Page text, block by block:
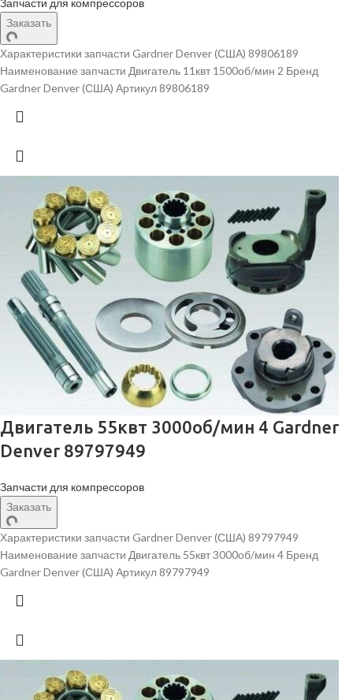
Запчасти для компрессоров
Заказать
Характеристики запчасти Gardner Denver (США) 89806189
Наименование запчасти Двигатель 11квт 1500об/мин 2 Бренд
Gardner Denver (США) Артикул 89806189
Двигатель 55квт 3000об/мин 4 Gardner
Denver 89797949
Запчасти для компрессоров
Заказать
Характеристики запчасти Gardner Denver (США) 89797949
Наименование запчасти Двигатель 55квт 3000об/мин 4 Бренд
Gardner Denver (США) Артикул 89797949